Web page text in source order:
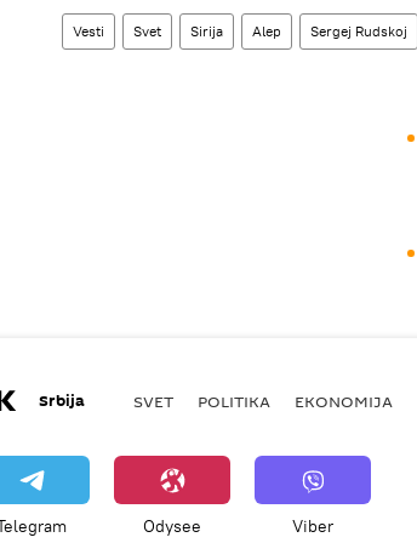
Vesti Svet Sirija Alep Sergej Rudskoj
Srbija SVET POLITIKA EKONOMIJA
Odysee Viber